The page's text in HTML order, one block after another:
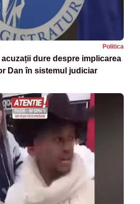
Politica
acuzații dure despre implicarea
Dan în sistemul judiciar